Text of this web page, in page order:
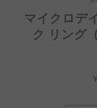
ホ
マイクロデ
ク リング